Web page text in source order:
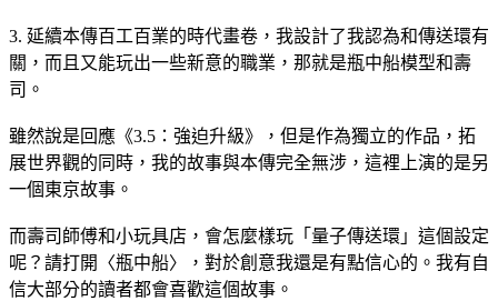
3. 延續本傳百工百業的時代畫卷，我設計了我認為和傳送環有
關，而且又能玩出一些新意的職業，那就是瓶中船模型和壽
司。
雖然說是回應《3.5：強迫升級》，但是作為獨立的作品，拓
展世界觀的同時，我的故事與本傳完全無涉，這裡上演的是另
一個東京故事。
而壽司師傅和小玩具店，會怎麼樣玩「量子傳送環」這個設定
呢？請打開〈瓶中船〉，對於創意我還是有點信心的。我有自
信大部分的讀者都會喜歡這個故事。